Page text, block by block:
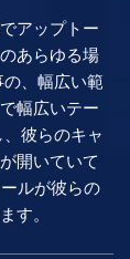
アップトー
あらゆる場
、幅広い範
幅広いテー
彼らのキャ
開いていて
ルが彼らの
す。